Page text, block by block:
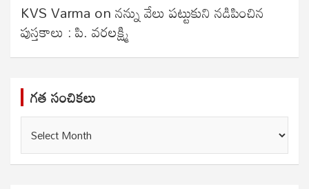
KVS Varma onనన్ను వేలు పట్టుకుని నడిపించిన
పుస్తకాలు : పి. వరలక్ష్మి
గత సంచికలు
గత
సంచికలు